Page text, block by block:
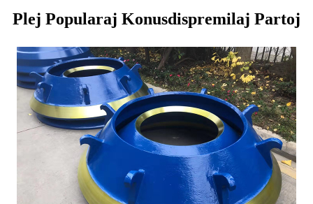
Plej Popularaj Konusdispremilaj Partoj